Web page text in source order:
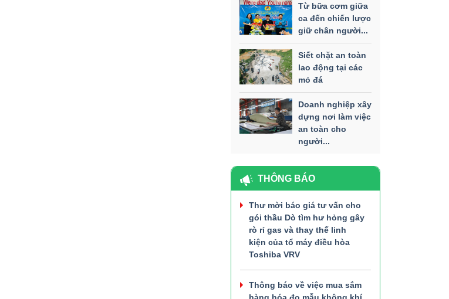
Từ bữa cơm giữa
ca đến chiến lược
giữ chân người...
Siết chặt an toàn
lao động tại các
mỏ đá
Doanh nghiệp xây
dựng nơi làm việc
an toàn cho
người...
THÔNG BÁO
Thư mời báo giá tư vấn cho
gói thầu Dò tìm hư hỏng gây
rò rỉ gas và thay thế linh
kiện của tổ máy điều hòa
Toshiba VRV
Thông báo về việc mua sắm
hàng hóa đo mẫu không khí